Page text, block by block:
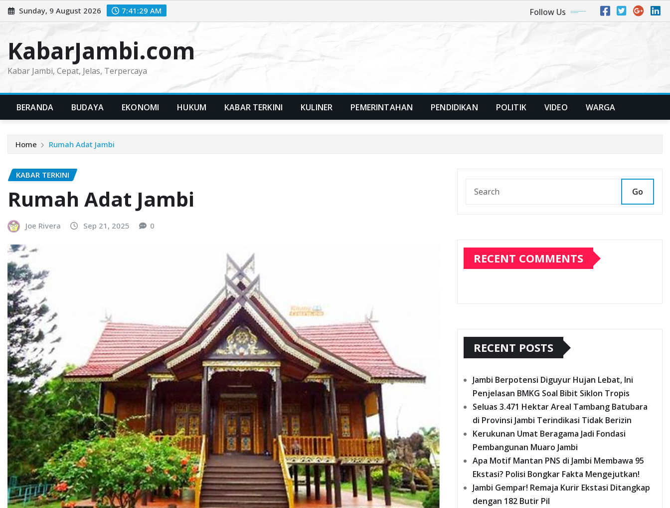
Skip
to
Sunday, 9 August 2026 7:41:30 AM Follow Us
KabarJambi.com
Kabar Jambi, Cepat, Jelas, Terpercaya
BERANDA BUDAYA EKONOMI HUKUM KABAR TERKINI KULINER PEMERINTAHAN PENDIDIKAN POLITIK VIDEO WARGA
Home Rumah Adat Jambi
KABAR TERKINI
Rumah Adat Jambi
Joe Rivera Sep 21, 2025 0
Go
RECENT COMMENTS
RECENT POSTS
Jambi Berpotensi Diguyur Hujan Lebat, Ini
Penjelasan BMKG Soal Bibit Siklon Tropis
Seluas 3.471 Hektar Areal Tambang Batubara
di Provinsi Jambi Terindikasi Tidak Berizin
Kerukunan Umat Beragama Jadi Fondasi
Pembangunan Muaro Jambi
Apa Motif Mantan PNS di Jambi Membawa 95
Ekstasi? Polisi Bongkar Fakta Mengejutkan!
Jambi Gempar! Remaja Kurir Ekstasi Ditangkap
dengan 182 Butir Pil